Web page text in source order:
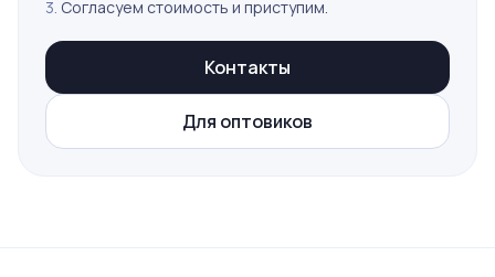
3. Согласуем стоимость и приступим.
Контакты
Для оптовиков